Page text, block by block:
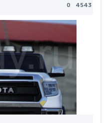
безопасно!
яркие эмоции
0
4543